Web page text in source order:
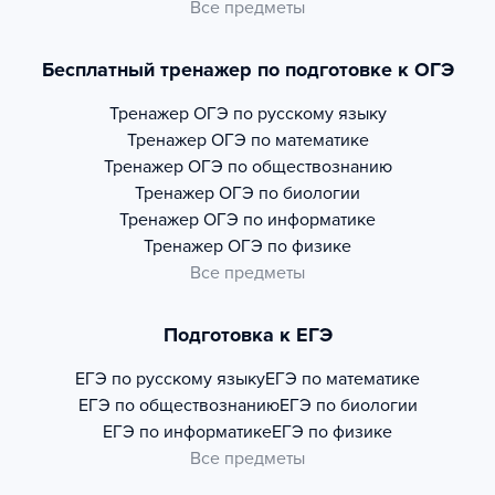
Все предметы
Бесплатный тренажер по подготовке к ОГЭ
Тренажер ОГЭ по русскому языку
Тренажер ОГЭ по математике
Тренажер ОГЭ по обществознанию
Тренажер ОГЭ по биологии
Тренажер ОГЭ по информатике
Тренажер ОГЭ по физике
Все предметы
Подготовка к ЕГЭ
ЕГЭ по русскому языкуЕГЭ по математике
ЕГЭ по обществознаниюЕГЭ по биологии
ЕГЭ по информатикеЕГЭ по физике
Все предметы